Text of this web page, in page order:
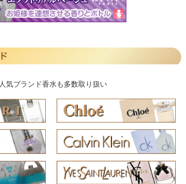
人気ブランド香水も多数取り扱い